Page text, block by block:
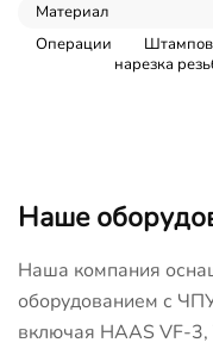
Материал
Операции
нарезка
Наше
Наша компания
оборудованием с
включая HAAS VF-